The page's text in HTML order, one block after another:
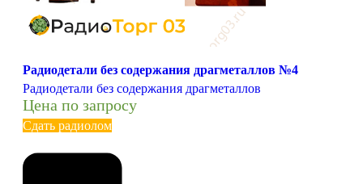
Радиодетали без содержания драгметаллов №4
Радиодетали без содержания драгметаллов
Цена по запросу
Сдать радиолом